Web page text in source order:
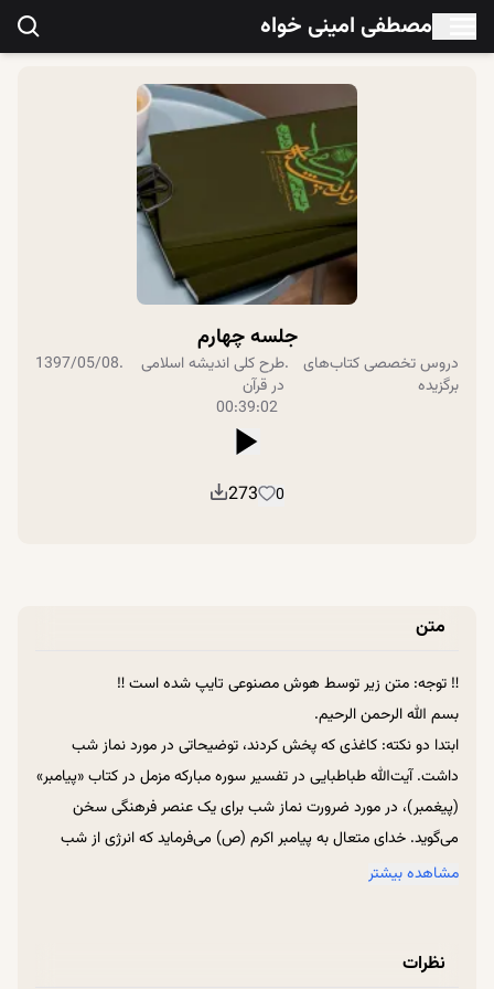
مصطفی امینی خواه
جلسه چهارم
دروس تخصصیکتاب‌های
برگزیده
.طرح کلی اندیشه اسلامی
در قرآن
.
1397/05/08
00:39:02
0
273
متن
‼ توجه: متن زیر توسط هوش مصنوعی تایپ شده است ‼
بسم الله الرحمن الرحیم.
ابتدا دو نکته: کاغذی که پخش کردند، توضیحاتی در مورد نماز شب
داشت. آیت‌الله طباطبایی در تفسیر سوره مبارکه مزمل در کتاب «پیامبر»
(پیغمبر)، در مورد ضرورت نماز شب برای یک عنصر فرهنگی سخن
می‌گوید. خدای متعال به پیامبر اکرم (ص) می‌فرماید که انرژی از شب
بگیر.
نسبت به ساعت رایج مملکت، اذان صبحش زودتر است و سخت است.
مشاهده بیشتر
نظرات